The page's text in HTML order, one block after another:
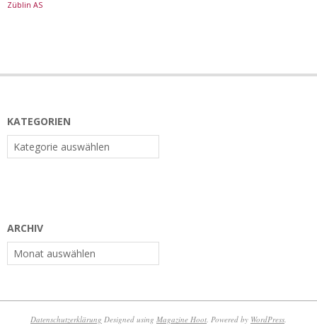
Züblin AS
KATEGORIEN
Kategorien
ARCHIV
Archiv
Datenschutzerklärung Designed using Magazine Hoot . Powered by WordPress